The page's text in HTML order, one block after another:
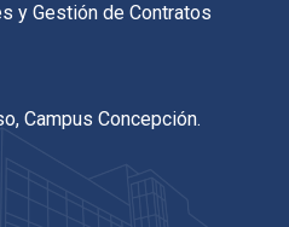
y Gestión de Contratos
Campus Concepción.